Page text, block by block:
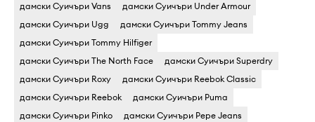
дамски Суичъри Vans
дамски Суичъри Under Armour
дамски Суичъри Ugg
дамски Суичъри Tommy Jeans
дамски Суичъри Tommy Hilfiger
дамски Суичъри The North Face
дамски Суичъри Superdry
дамски Суичъри Roxy
дамски Суичъри Reebok Classic
дамски Суичъри Reebok
дамски Суичъри Puma
дамски Суичъри Pinko
дамски Суичъри Pepe Jeans